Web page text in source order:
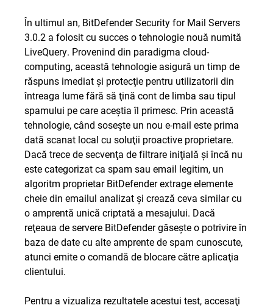
În ultimul an, BitDefender Security for Mail Servers
3.0.2 a folosit cu succes o tehnologie nouă numită
LiveQuery. Provenind din paradigma cloud-
computing, această tehnologie asigură un timp de
răspuns imediat şi protecţie pentru utilizatorii din
întreaga lume fără să ţină cont de limba sau tipul
spamului pe care aceştia îl primesc. Prin această
tehnologie, când soseşte un nou e-mail este prima
dată scanat local cu soluţii proactive proprietare.
Dacă trece de secvenţa de filtrare iniţială şi încă nu
este categorizat ca spam sau email legitim, un
algoritm proprietar BitDefender extrage elemente
cheie din emailul analizat şi crează ceva similar cu
o amprentă unică criptată a mesajului. Dacă
reţeaua de servere BitDefender găseşte o potrivire în
baza de date cu alte amprente de spam cunoscute,
atunci emite o comandă de blocare către aplicaţia
clientului.
Pentru a vizualiza rezultatele acestui test, accesaţi